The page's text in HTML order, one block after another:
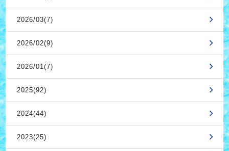
2026/03(7)
2026/02(9)
2026/01(7)
2025(92)
2024(44)
2023(25)